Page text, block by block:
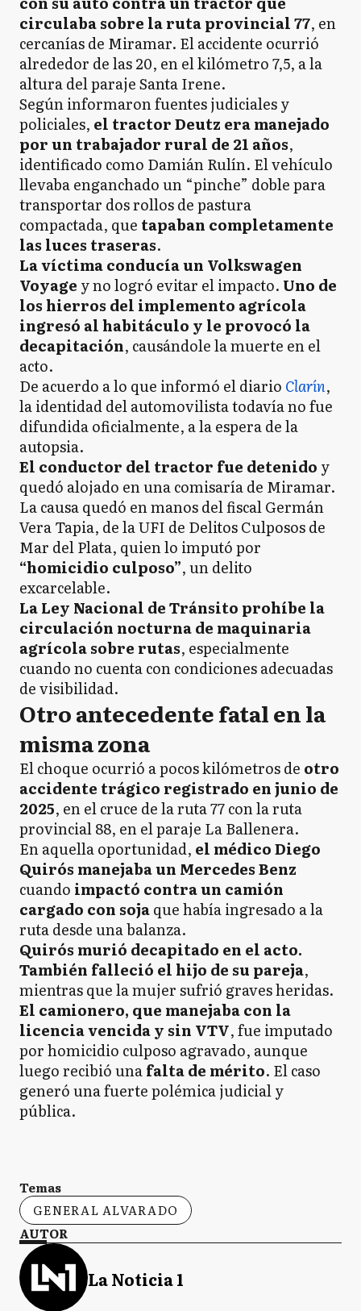
circulaba sobre la ruta provincial 77, en
cercanías de Miramar. El accidente ocurrió
alrededor de las 20, en el kilómetro 7,5, a la
altura del paraje Santa Irene.
Según informaron fuentes judiciales y
policiales, el tractor Deutz era manejado
por un trabajador rural de 21 años,
identificado como Damián Rulín. El vehículo
llevaba enganchado un “pinche” doble para
transportar dos rollos de pastura
compactada, que tapaban completamente
las luces traseras.
La víctima conducía un Volkswagen
Voyage y no logró evitar el impacto. Uno de
los hierros del implemento agrícola
ingresó al habitáculo y le provocó la
decapitación, causándole la muerte en el
acto.
De acuerdo a lo que informó el diario Clarín,
la identidad del automovilista todavía no fue
difundida oficialmente, a la espera de la
autopsia.
El conductor del tractor fue detenido y
quedó alojado en una comisaría de Miramar.
La causa quedó en manos del fiscal Germán
Vera Tapia, de la UFI de Delitos Culposos de
Mar del Plata, quien lo imputó por
“homicidio culposo”, un delito
excarcelable.
La Ley Nacional de Tránsito prohíbe la
circulación nocturna de maquinaria
agrícola sobre rutas, especialmente
cuando no cuenta con condiciones adecuadas
de visibilidad.
Otro antecedente fatal en la
misma zona
El choque ocurrió a pocos kilómetros de otro
accidente trágico registrado en junio de
2025, en el cruce de la ruta 77 con la ruta
provincial 88, en el paraje La Ballenera.
En aquella oportunidad, el médico Diego
Quirós manejaba un Mercedes Benz
cuando impactó contra un camión
cargado con sojaque había ingresado a la
ruta desde una balanza.
Quirós murió decapitado en el acto.
También falleció el hijo de su pareja,
mientras que la mujer sufrió graves heridas.
El camionero, que manejaba con la
licencia vencida y sin VTV, fue imputado
por homicidio culposo agravado, aunque
luego recibió unafalta de mérito. El caso
generó una fuerte polémica judicial y
pública.
Temas
GENERAL ALVARADO
AUTOR
La Noticia 1